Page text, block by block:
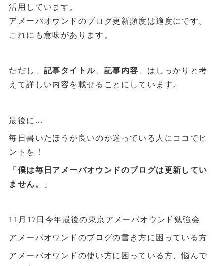
活用しています。
アメーバオウンドのブログ更新頻度は適度にです。
これにも意味があります。
ただし、 記事タイトル 記事内容 、はしっかりと考
えて詳しい内容を載せることにしています。
最後に...
毎日書いたほうが良いのか迷っている人にココでヒ
ントを！
「 僕は毎日アメーバオウンドのブログは更新してい
ません。
」
11月17日今年最後の東京アメーバオウンド勉強会
アメーバオウンドのブログの書き方に困っている方
アメーバオウンドの使い方に困っている方、悩んで